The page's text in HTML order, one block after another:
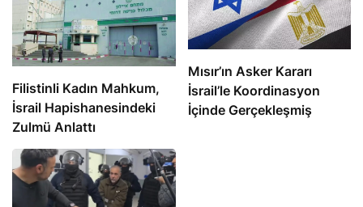
Filistinli Kadın Mahkum,
İsrail Hapishanesindeki
Zulmü Anlattı
Mısır’ın Asker Kararı
İsrail’le Koordinasyon
İçinde Gerçekleşmiş